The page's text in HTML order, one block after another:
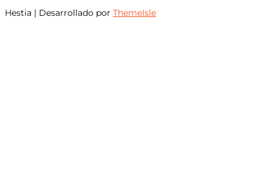
Hestia | Desarrollado por ThemeIsle